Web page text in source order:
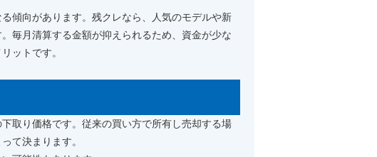
傾向があります。残クレなら、人気のモデルや新
毎月清算する金額が抑えられるため、資金が少な
ットです。
取り価格です。従来の買い方で所有し売却する場
て決まります。